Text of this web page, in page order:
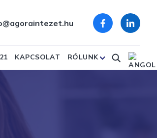
KAPCSOLAT RÓLUNK